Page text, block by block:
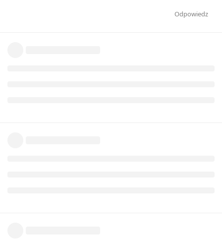
Odpowiedz